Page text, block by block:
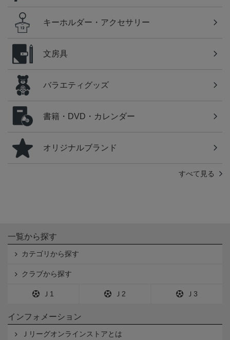
キーホルダー・アクセサリー
文房具
バラエティグッズ
書籍・DVD・カレンダー
オリジナルブランド
すべて見る
一覧から探す
カテゴリから探す
クラブから探す
Ｊ1 Ｊ2 Ｊ3
インフォメーション
Ｊリーグオンラインストアとは